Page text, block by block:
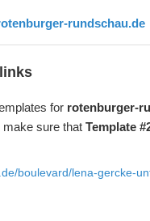
rundschau.de
for rotenburger-
make sure that Template
boulevard/lena-gercke-